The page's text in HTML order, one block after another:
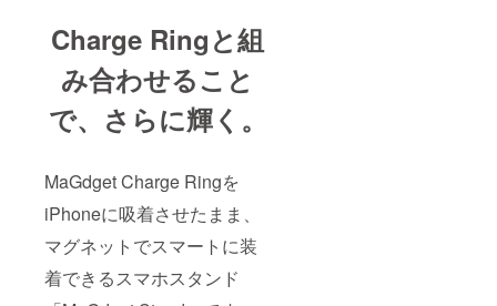
Charge Ringと組
み合わせること
で、さらに輝く。
MaGdget Charge Ringを
iPhoneに吸着させたまま、
マグネットでスマートに装
着できるスマホスタンド